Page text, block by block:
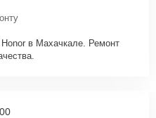
в Махачкале. Ремонт